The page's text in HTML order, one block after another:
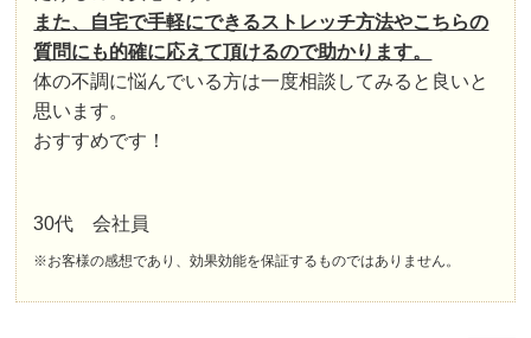
また、自宅で手軽にできるストレッチ方法やこちらの
質問にも的確に応えて頂けるので助かります。
体の不調に悩んでいる方は一度相談してみると良いと
思います。
おすすめです！
30代 会社員
※お客様の感想であり、効果効能を保証するものではありません。